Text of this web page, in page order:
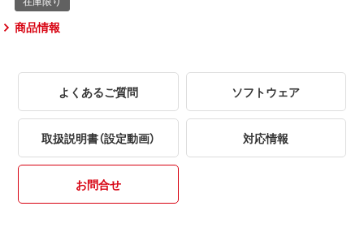
商品情報
よくあるご質問 ソフトウェア
取扱説明書（設定動画） 対応情報
お問合せ